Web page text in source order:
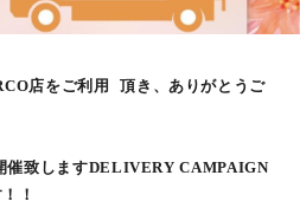
店をご利用 頂き、ありがとうご
催致しますDELIVERY CAMPAIGN
！